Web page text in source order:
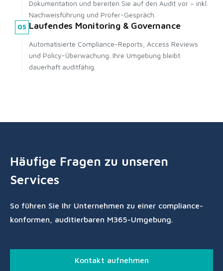
Dokumentation und bereiten Sie auf den Audit vor – inkl.
Nachweisführung und Prüfer-Gespräch.
05 Laufendes Monitoring & Governance
Automatisierte Compliance-Reports, Access Reviews
und Policy-Überwachung. Ihre Umgebung bleibt
dauerhaft auditfähig.
Häufige Fragen zu unseren
Services
So führen Sie Ihr Unternehmen zu einer compliance-
konformen, auditierbaren M365-Umgebung.
Kontakt aufnehmen